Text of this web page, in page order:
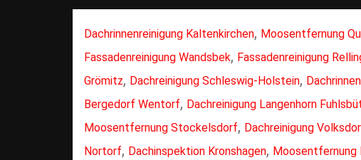
Dachrinnenreinigung Kaltenkirchen, Moosentfernung
Fassadenreinigung Wandsbek, Fassadenreinigung
Grömitz, Dachreinigung Schleswig-Holstein,
Bergedorf Wentorf, Dachreinigung Langenhorn
Moosentfernung Stockelsdorf, Dachreinigung
Nortorf, Dachinspektion Kronshagen, Moosentfernung